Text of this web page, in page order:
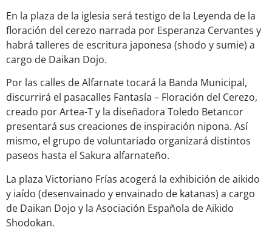
En la plaza de la iglesia será testigo de la Leyenda de la
floración del cerezo narrada por Esperanza Cervantes y
habrá talleres de escritura japonesa (shodo y sumie) a
cargo de Daikan Dojo.
Por las calles de Alfarnate tocará la Banda Municipal,
discurrirá el pasacalles Fantasía – Floración del Cerezo,
creado por Artea-T y la diseñadora Toledo Betancor
presentará sus creaciones de inspiración nipona. Así
mismo, el grupo de voluntariado organizará distintos
paseos hasta el Sakura alfarnateño.
La plaza Victoriano Frías acogerá la exhibición de aikido
y iaído (desenvainado y envainado de katanas) a cargo
de Daikan Dojo y la Asociación Española de Aikido
Shodokan.